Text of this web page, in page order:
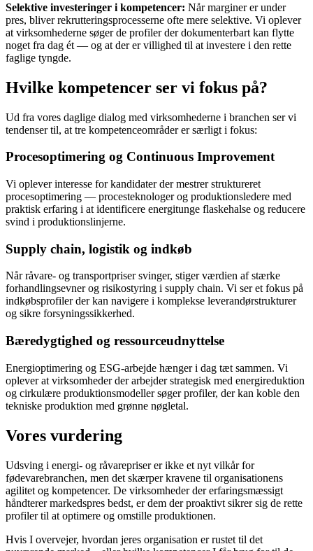
Selektive investeringer i kompetencer: Når marginer er under
pres, bliver rekrutteringsprocesserne ofte mere selektive. Vi oplever
at virksomhederne søger de profiler der dokumenterbart kan flytte
noget fra dag ét — og at der er villighed til at investere i den rette
faglige tyngde.
Hvilke kompetencer ser vi fokus på?
Ud fra vores daglige dialog med virksomhederne i branchen ser vi
tendenser til, at tre kompetenceområder er særligt i fokus:
Procesoptimering og Continuous Improvement
Vi oplever interesse for kandidater der mestrer struktureret
procesoptimering — procesteknologer og produktionsledere med
praktisk erfaring i at identificere energitunge flaskehalse og reducere
svind i produktionslinjerne.
Supply chain, logistik og indkøb
Når råvare- og transportpriser svinger, stiger værdien af stærke
forhandlingsevner og risikostyring i supply chain. Vi ser et fokus på
indkøbsprofiler der kan navigere i komplekse leverandørstrukturer
og sikre forsyningssikkerhed.
Bæredygtighed og ressourceudnyttelse
Energioptimering og ESG-arbejde hænger i dag tæt sammen. Vi
oplever at virksomheder der arbejder strategisk med energireduktion
og cirkulære produktionsmodeller søger profiler, der kan koble den
tekniske produktion med grønne nøgletal.
Vores vurdering
Udsving i energi- og råvarepriser er ikke et nyt vilkår for
fødevarebranchen, men det skærper kravene til organisationens
agilitet og kompetencer. De virksomheder der erfaringsmæssigt
håndterer markedspres bedst, er dem der proaktivt sikrer sig de rette
profiler til at optimere og omstille produktionen.
Hvis I overvejer, hvordan jeres organisation er rustet til det